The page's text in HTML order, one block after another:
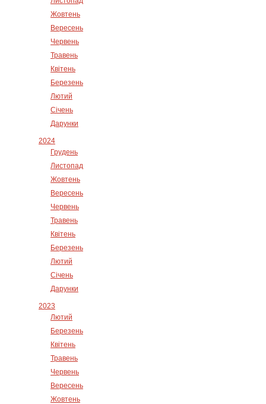
Жовтень
Вересень
Червень
Травень
Квітень
Березень
Лютий
Січень
Дарунки
2024
Грудень
Листопад
Жовтень
Вересень
Червень
Травень
Квітень
Березень
Лютий
Січень
Дарунки
2023
Лютий
Березень
Квітень
Травень
Червень
Вересень
Жовтень